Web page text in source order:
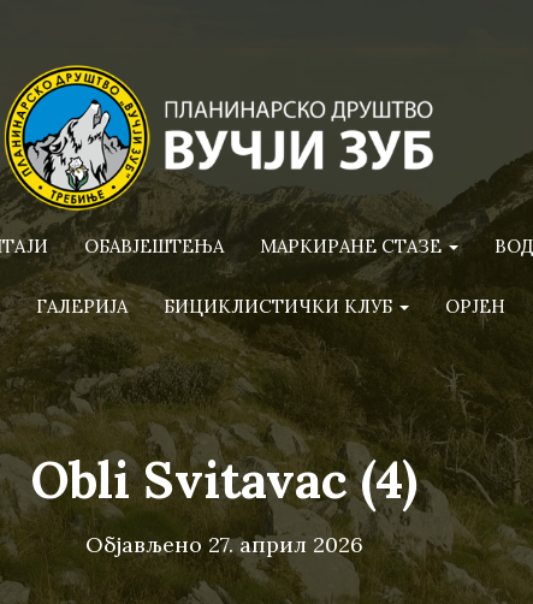
ОБАВЈЕШТЕЊА МАРКИРАНЕ СТАЗЕ
ГАЛЕРИЈА БИЦИКЛИСТИЧКИ КЛУБ ОРЈЕН
Obli Svitavac (4)
Објављено 27. април 2026